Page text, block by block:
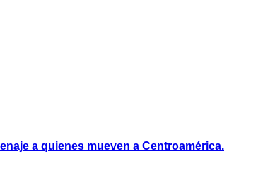
a quienes mueven a Centroamérica.